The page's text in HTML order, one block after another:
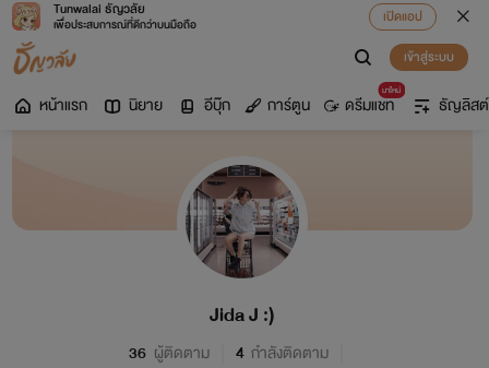
Tunwalai ธัญวลัย
เพื่อประสบการณ์ที่ดีกว่าบนมือถือ
เปิดแอป
เข้าสู่ระบบ
หน้าแรก นิยาย อีบุ๊ก การ์ตูน
มาใหม่
ดรีมแชท ธัญลิสต์
Jida J :)
36 ผู้ติดตาม 4 กำลังติดตาม